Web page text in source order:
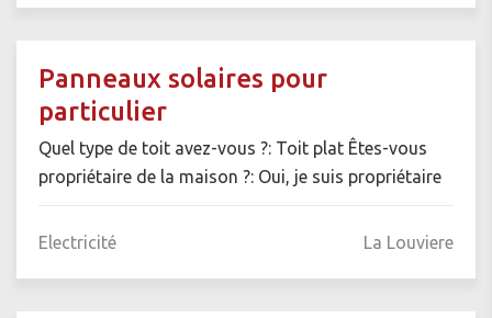
Panneaux solaires pour
particulier
Quel type de toit avez-vous ?: Toit plat Êtes-vous
propriétaire de la maison ?: Oui, je suis propriétaire
Electricité La Louviere